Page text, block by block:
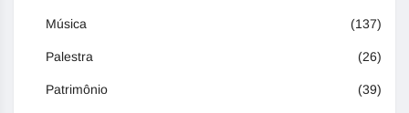
Música (137)
Palestra (26)
Patrimônio (39)